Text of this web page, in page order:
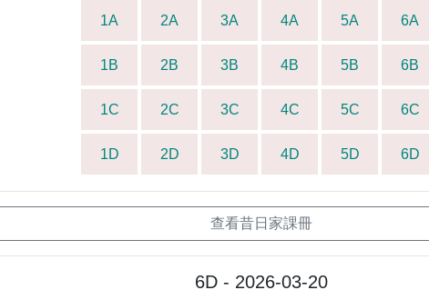
1A 2A 3A 4A 5A 6A
1B 2B 3B 4B 5B 6B
1C 2C 3C 4C 5C 6C
1D 2D 3D 4D 5D 6D
查看昔日家課冊
6D - 2026-03-20